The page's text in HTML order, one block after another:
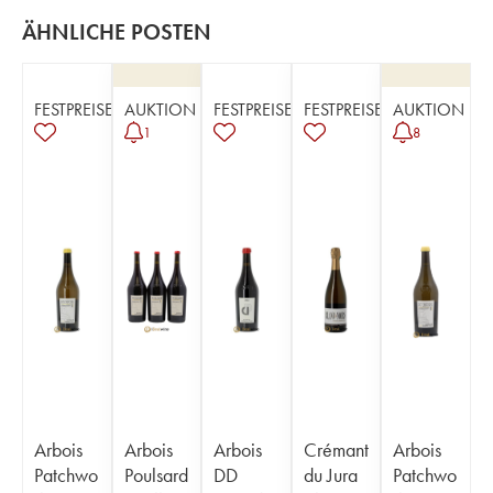
ÄHNLICHE POSTEN
FESTPREISE
Arbois
Patchwo
AUKTION
1
Arbois
Poulsard
FESTPREISE
Arbois
DD
FESTPREISE
Crémant
du Jura
AUKTION
8
Arbois
Patchwo